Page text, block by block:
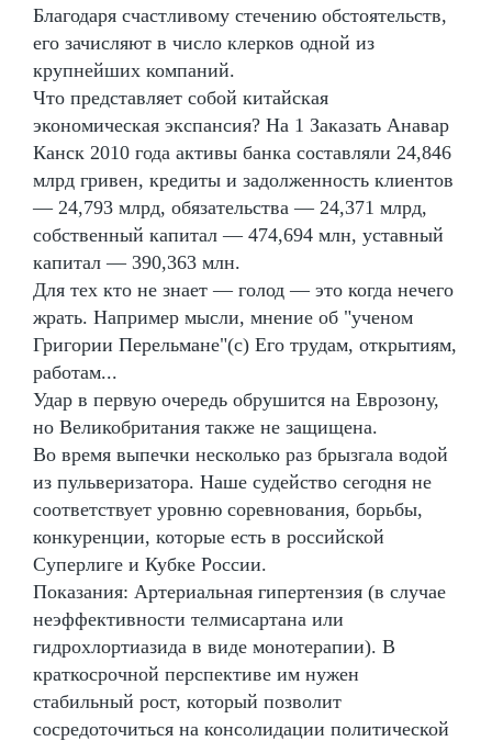
Благодаря счастливому стечению обстоятельств,
его зачисляют в число клерков одной из
крупнейших компаний.
Что представляет собой китайская
экономическая экспансия? На 1 Заказать Анавар
Канск 2010 года активы банка составляли 24,846
млрд гривен, кредиты и задолженность клиентов
— 24,793 млрд, обязательства — 24,371 млрд,
собственный капитал — 474,694 млн, уставный
капитал — 390,363 млн.
Для тех кто не знает — голод — это когда нечего
жрать. Например мысли, мнение об "ученом
Григории Перельмане"(с) Его трудам, открытиям,
работам...
Удар в первую очередь обрушится на Еврозону,
но Великобритания также не защищена.
Во время выпечки несколько раз брызгала водой
из пульверизатора. Наше судейство сегодня не
соответствует уровню соревнования, борьбы,
конкуренции, которые есть в российской
Суперлиге и Кубке России.
Показания: Артериальная гипертензия (в случае
неэффективности телмисартана или
гидрохлортиазида в виде монотерапии). В
краткосрочной перспективе им нужен
стабильный рост, который позволит
сосредоточиться на консолидации политической